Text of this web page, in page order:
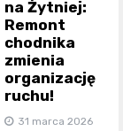
na Żytniej:
Remont
chodnika
zmienia
organizację
ruchu!
31 marca 2026